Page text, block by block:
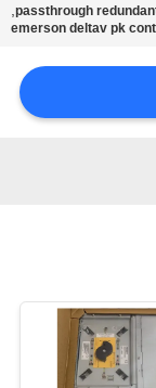
passthrough
,
emerson deltav pk